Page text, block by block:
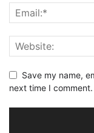
Save my name,
next time I comment.